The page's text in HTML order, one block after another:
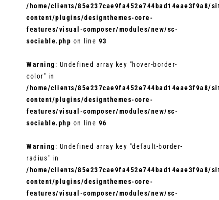
/home/clients/
content/plugins/designthemes-core-
features/visual-composer/modules/new/sc-
sociable.php on line 93
Warning: Undefined array key "hover-border-
color" in
/home/clients/
content/plugins/designthemes-core-
features/visual-composer/modules/new/sc-
sociable.php on line 96
Warning: Undefined array key "default-border-
radius" in
/home/clients/
content/plugins/designthemes-core-
features/visual-composer/modules/new/sc-